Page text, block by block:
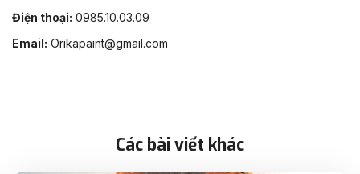
Điện thoại: 0985.10.03.09
Email: Orikapaint@gmail.com
Các bài viết khác